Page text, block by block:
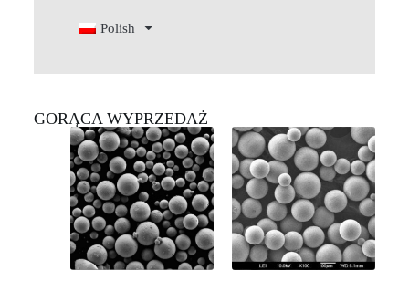
Polish
GORĄCA WYPRZEDAŻ